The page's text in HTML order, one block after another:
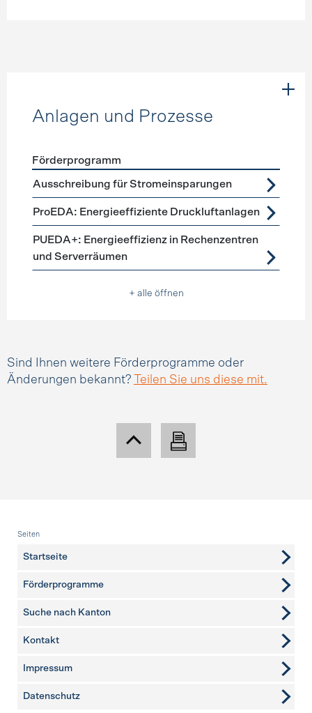
Anlagen und Prozesse
Förderprogramme Anlagen und Prozesse
Förderprogramm
Ausschreibung für Stromeinsparungen
ProEDA: Energieeffiziente Druckluftanlagen
PUEDA+: Energieeffizienz in Rechenzentren
und Serverräumen
+ alle öffnen
Sind Ihnen weitere Förderprogramme oder
Änderungen bekannt?
Teilen Sie uns diese mit.
Fusszeile
Seiten
Startseite
Förderprogramme
Suche nach Kanton
weitere Seiten
Kontakt
Impressum
Datenschutz